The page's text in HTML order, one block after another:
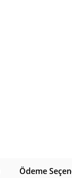
Ödeme